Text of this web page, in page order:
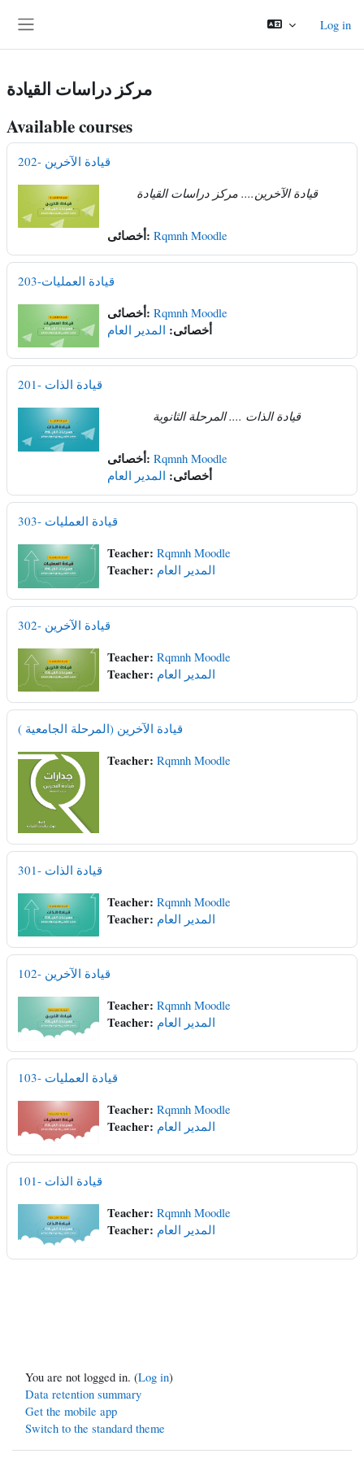
Log in
مركز دراسات القيادة
Available courses
202- قيادة الآخرين
قيادة الآخرين.... مركز دراسات القيادة
أخصائى: Rqmnh Moodle
203-قيادة العمليات
أخصائى: Rqmnh Moodle
أخصائى: المدير العام
201- قيادة الذات
قيادة الذات .... المرحلة الثانوية
أخصائى: Rqmnh Moodle
أخصائى: المدير العام
303- قيادة العمليات
Teacher: Rqmnh Moodle
Teacher: المدير العام
302- قيادة الآخرين
Teacher: Rqmnh Moodle
Teacher: المدير العام
قيادة الآخرين (المرحلة الجامعية )
Teacher: Rqmnh Moodle
301- قيادة الذات
Teacher: Rqmnh Moodle
Teacher: المدير العام
102- قيادة الآخرين
Teacher: Rqmnh Moodle
Teacher: المدير العام
103- قيادة العمليات
Teacher: Rqmnh Moodle
Teacher: المدير العام
101- قيادة الذات
Teacher: Rqmnh Moodle
Teacher: المدير العام
You are not logged in. (Log in)
Data retention summary
Get the mobile app
Switch to the standard theme